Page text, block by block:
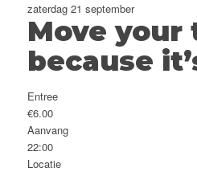
zaterdag 21 september
Move your
because
Entree
€6.00
Aanvang
22:00
Locatie